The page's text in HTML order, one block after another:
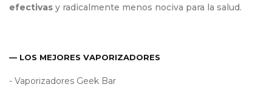
efectivas y radicalmente menos nociva para la salud.
— LOS MEJORES VAPORIZADORES
- Vaporizadores Geek Bar